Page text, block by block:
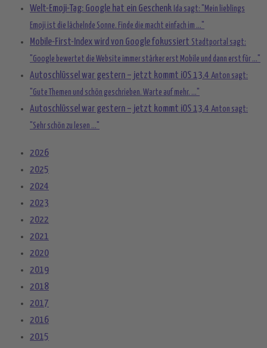
Welt-Emoji-Tag: Google hat ein Geschenk Ida sagt: "Mein lieblings
Emoji ist die lächelnde Sonne. Finde die macht einfach im ..."
Mobile-First-Index wird von Google fokussiert Stadtportal sagt:
"Google bewertet die Website immer stärker erst Mobile und dann erst für ..."
Autoschlüssel war gestern – jetzt kommt iOS 13.4 Anton sagt:
"Gute Themen und schön geschrieben. Warte auf mehr. ..."
Autoschlüssel war gestern – jetzt kommt iOS 13.4 Anton sagt:
"Sehr schön zu lesen ..."
2026
2025
2024
2023
2022
2021
2020
2019
2018
2017
2016
2015